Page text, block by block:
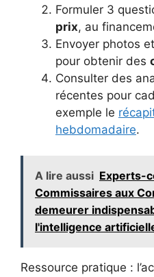
Formuler 3
prix, au
Envoyer photos
pour obtenir des
Consulter des
récentes pour
exemple le
hebdomadaire.
A lire aussi Experts-
Commissaires aux
demeurer
l'intelligence
Ressource pratique :